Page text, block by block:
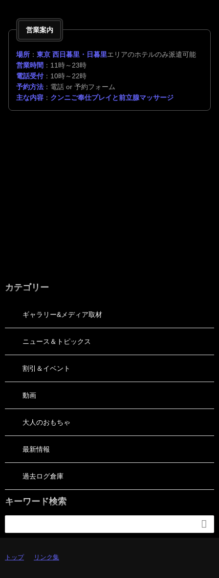
営業案内
場所 ： 東京 西日暮里・日暮里エリアのホテルのみ派遣可能
営業時間 ：11時～23時
電話受付：10時～22時
予約方法 ：電話 or 予約フォーム
主な内容 ： クンニご奉仕プレイと前立腺マッサージ
カテゴリー
ギャラリー&メディア取材
ニュース＆トピックス
割引＆イベント
動画
大人のおもちゃ
最新情報
過去ログ倉庫
キーワード検索

トップ リンク集